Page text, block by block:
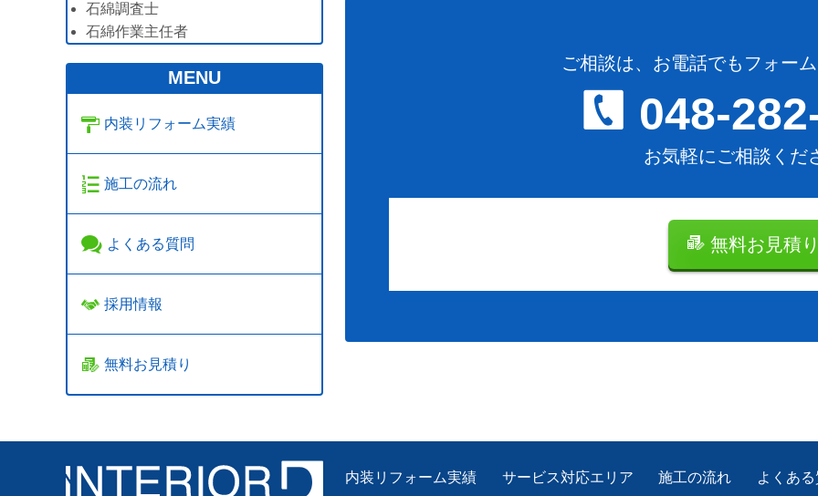
ご相談は、お電話でもフォーム
048-
お気軽にご相談くだ
無料お見積り
石綿調査士
石綿作業主任者
MENU
内装リフォーム実績
施工の流れ
よくある質問
採用情報
無料お見積り
内装リフォーム実績 サービス対応エリア 施工の流れ よくある